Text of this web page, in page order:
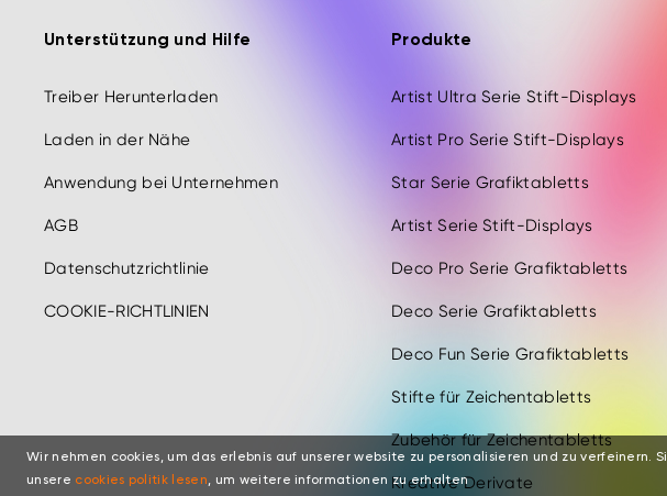
Unterstützung und Hilfe
Treiber Herunterladen
Laden in der Nähe
Anwendung bei Unternehmen
AGB
Datenschutzrichtlinie
COOKIE-RICHTLINIEN
Produkte
Artist Ultra Serie Stift-Displays
Artist Pro Serie Stift-Displays
Star Serie Grafiktabletts
Artist Serie Stift-Displays
Deco Pro Serie Grafiktabletts
Deco Serie Grafiktabletts
Deco Fun Serie Grafiktabletts
Stifte für Zeichentabletts
Zubehör für Zeichentabletts
Kreative Derivate
Wir nehmen cookies, um das erlebnis auf unserer website zu personalisieren und zu
unsere cookies politik lesen, um weitere informationen zu erhalten